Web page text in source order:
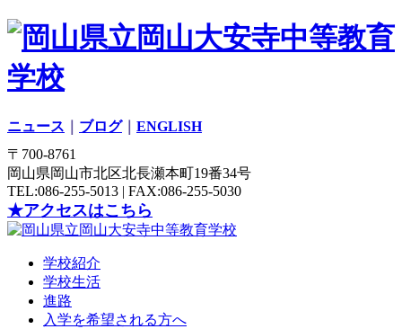
ニュース ブログ｜ ENGLISH
〒700-8761
岡山県岡山市北区北長瀬本町19番34号
TEL:086-255-5013 | FAX:086-255-5030
★アクセスはこちら
学校紹介
学校生活
進路
入学を希望される方へ